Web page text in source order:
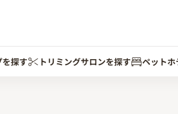
探す トリミングサロンを探す ペット